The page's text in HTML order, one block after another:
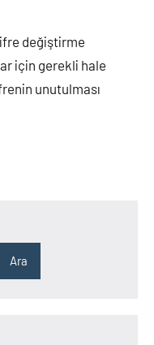
değiştirme
için gerekli hale
unutulması
Ara